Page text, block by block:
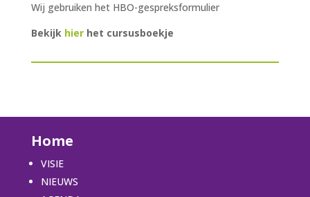
Wij gebruiken het HBO-gespreksformulier
Bekijk hier het cursusboekje
Home
VISIE
NIEUWS